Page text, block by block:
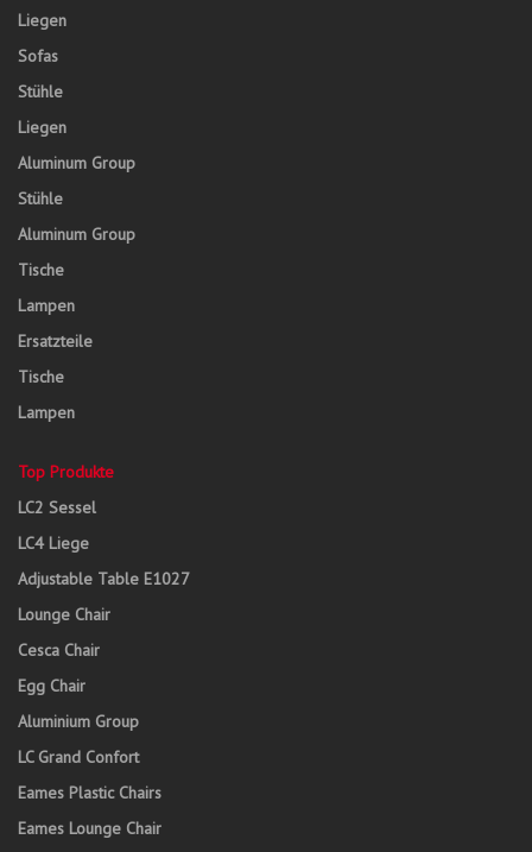
Liegen
Sofas
Stühle
Liegen
Aluminum Group
Stühle
Aluminum Group
Tische
Lampen
Ersatzteile
Tische
Lampen
Top Produkte
LC2 Sessel
LC4 Liege
Adjustable Table E1027
Lounge Chair
Cesca Chair
Egg Chair
Aluminium Group
LC Grand Confort
Eames Plastic Chairs
Eames Lounge Chair